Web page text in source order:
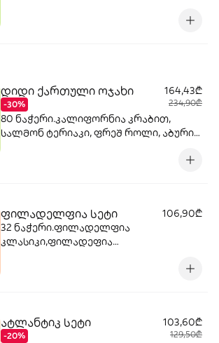
დიდი ქართული ოჯახი
-30%
164,43₾
234,90₾
80 ნაჭერი.კალიფორნია კრაბით,
სალმონ ტერიაკი, ფრეშ როლი, აბური
ფილადელფია სეტი
106,90₾
32 ნაჭერი.ფილადელფია
კლასიკი,ფილადეფია
ატლანტიკ სეტი
-20%
103,60₾
129,50₾